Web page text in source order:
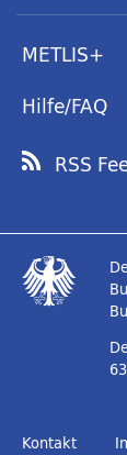
METLIS+
Hilfe/FAQ
RSS
Kontakt